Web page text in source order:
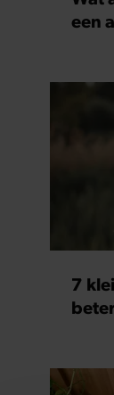
een
7